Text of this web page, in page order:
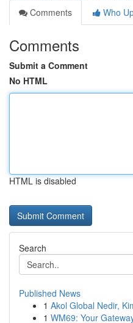
Comments
Who
Comments
Submit a Comment
No HTML
HTML is disabled
Search
Published News
1 Akol Global Nedir,
1 WM69: Your